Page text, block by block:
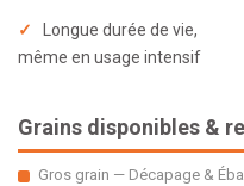
✓
Longue durée de vie,
même en usage intensif
Grains disponibles &
Gros grain — Décapage &